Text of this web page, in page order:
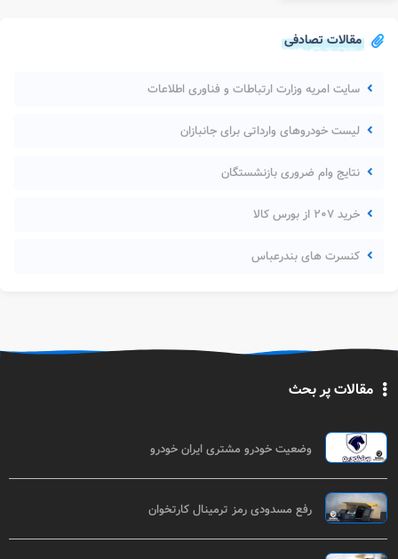
مقالات تصادفی
سایت امریه وزارت ارتباطات و فناوری اطلاعات
لیست خودروهای وارداتی برای جانبازان
نتایج وام ضروری بازنشستگان
خرید ۲۰۷ از بورس کالا
کنسرت های بندرعباس
مقالات پر بحث
وضعیت خودرو مشتری ایران خودرو
رفع مسدودی رمز ترمینال کارتخوان